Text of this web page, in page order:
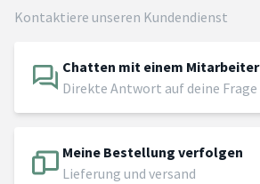
Kontaktiere unseren Kundendienst
Chatten mit einem Mitarbeiter
Direkte Antwort auf deine Frage
Meine Bestellung verfolgen
Lieferung und versand